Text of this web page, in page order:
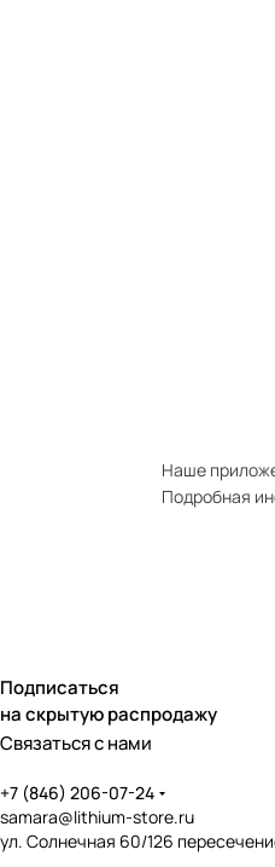
Наше
Подробная
Подписаться
на скрытую распродажу
Связаться с нами
+7 (846) 206-07-24
samara@lithium-store.ru
ул. Солнечная 60/126